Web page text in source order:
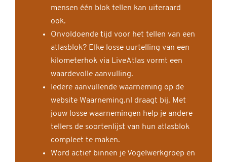
mensen één blok tellen kan uiteraard
ook.
Onvoldoende tijd voor het tellen van een
atlasblok? Elke losse uurtelling van een
kilometerhok via LiveAtlas vormt een
waardevolle aanvulling.
Iedere aanvullende waarneming op de
website Waarneming.nl draagt bij. Met
jouw losse waarnemingen help je andere
tellers de soortenlijst van hun atlasblok
compleet te maken.
Word actief binnen je Vogelwerkgroep en